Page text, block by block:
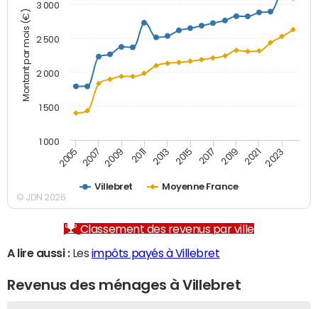
Montant par mois (€)
Villebret Moyenne France
2005 2007 2009 2011 2013 2015 2017 2019 2021 2023
1 000
1 500
2 000
2 500
3 000
© JDN 2026
Classement des revenus par ville
A lire aussi :Les impôts payés à Villebret
Revenus des ménages à Villebret